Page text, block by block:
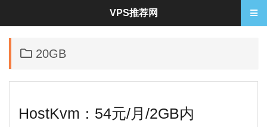
20GB
HostKvm：54元/月/2GB内
VPS推荐网